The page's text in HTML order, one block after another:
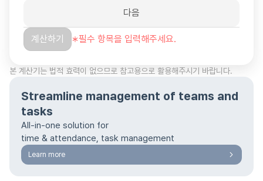
본 계산기는 법적 효력이 없으므로 참고용으로 활용해주시기 바랍니다.
Streamline management of teams and
tasks
All-in-one solution for
time & attendance, task management
Learn more